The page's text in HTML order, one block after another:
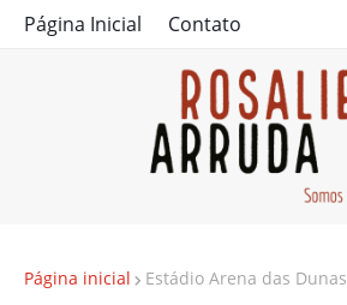
Página Inicial Contato
Página inicial Estádio Arena das Dunas